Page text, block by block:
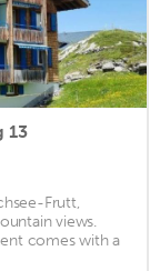
13
Frutt,
views.
comes with a